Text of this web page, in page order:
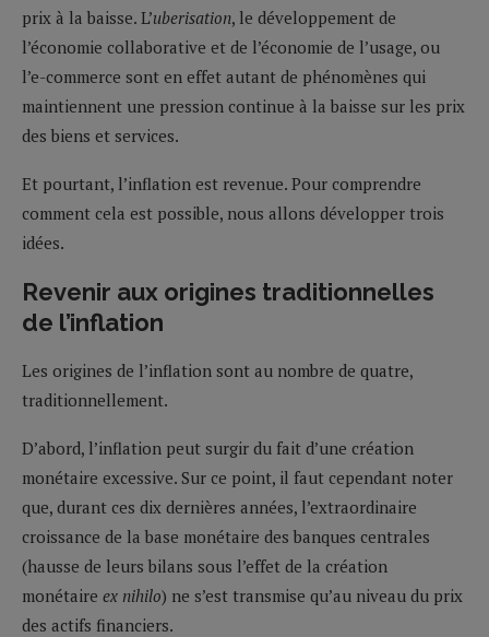
prix à la baisse. L’uberisation, le développement de
l’économie collaborative et de l’économie de l’usage, ou
l’e-commerce sont en effet autant de phénomènes qui
maintiennent une pression continue à la baisse sur les prix
des biens et services.
Et pourtant, l’inflation est revenue. Pour comprendre
comment cela est possible, nous allons développer trois
idées.
Revenir aux origines traditionnelles
de l’inflation
Les origines de l’inflation sont au nombre de quatre,
traditionnellement.
D’abord, l’inflation peut surgir du fait d’une création
monétaire excessive. Sur ce point, il faut cependant noter
que, durant ces dix dernières années, l’extraordinaire
croissance de la base monétaire des banques centrales
(hausse de leurs bilans sous l’effet de la création
monétaire ex nihilo) ne s’est transmise qu’au niveau du prix
des actifs financiers.